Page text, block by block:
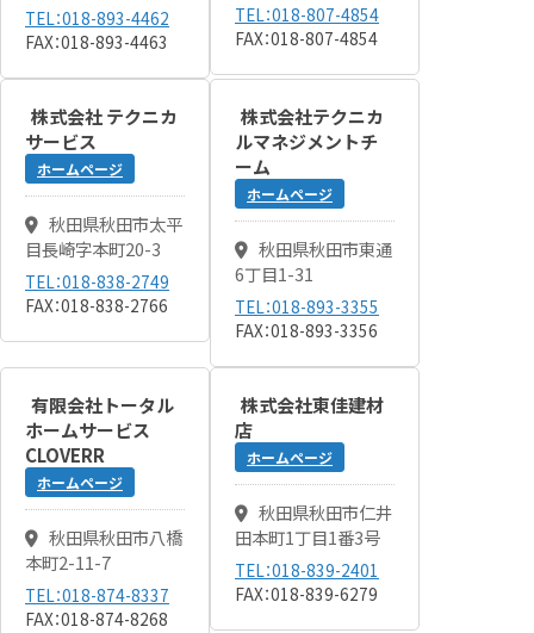
TEL：018-893-4462
FAX：018-893-4463
TEL：018-807-4854
FAX：018-807-4854
株式会社 テクニカ
サービス
ホームページ
秋田県秋田市太平
目長崎字本町20-3
TEL：018-838-2749
FAX：018-838-2766
株式会社テクニカ
ルマネジメントチ
ーム
ホームページ
秋田県秋田市東通
6丁目1-31
TEL：018-893-3355
FAX：018-893-3356
有限会社トータル
ホームサービス
CLOVERR
ホームページ
秋田県秋田市八橋
本町2-11-7
TEL：018-874-8337
FAX：018-874-8268
株式会社東佳建材
店
ホームページ
秋田県秋田市仁井
田本町1丁目1番3号
TEL：018-839-2401
FAX：018-839-6279